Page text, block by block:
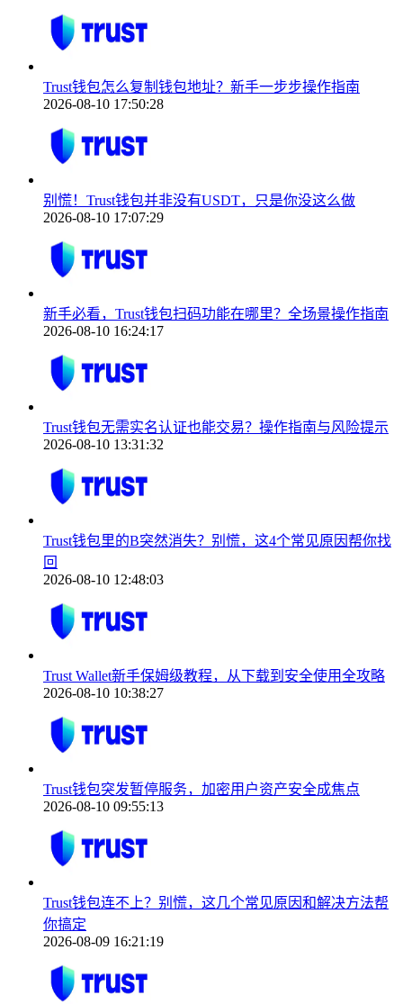
Trust钱包怎么复制钱包地址？新手一步步操作指南
2026-08-10 17:50:28
别慌！Trust钱包并非没有USDT，只是你没这么做
2026-08-10 17:07:29
新手必看，Trust钱包扫码功能在哪里？全场景操作指南
2026-08-10 16:24:17
Trust钱包无需实名认证也能交易？操作指南与风险提示
2026-08-10 13:31:32
Trust钱包里的B突然消失？别慌，这4个常见原因帮你找
回
2026-08-10 12:48:03
Trust Wallet新手保姆级教程，从下载到安全使用全攻略
2026-08-10 10:38:27
Trust钱包突发暂停服务，加密用户资产安全成焦点
2026-08-10 09:55:13
Trust钱包连不上？别慌，这几个常见原因和解决方法帮
你搞定
2026-08-09 16:21:19